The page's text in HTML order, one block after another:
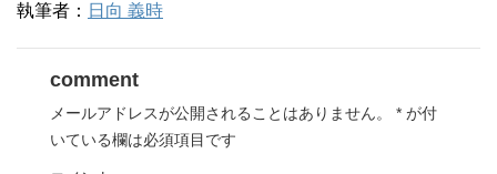
執筆者： 日向 義時
comment
メールアドレスが公開されることはありません。 * が付
いている欄は必須項目です